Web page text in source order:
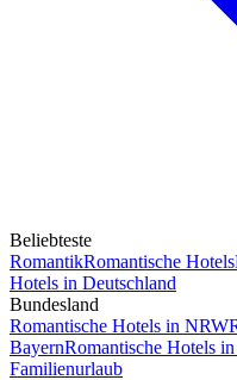
Beliebteste
RomantikRomantische Hotels
Hotels in Deutschland
Bundesland
Romantische Hotels in NRW
BayernRomantische Hotels in
Familienurlaub